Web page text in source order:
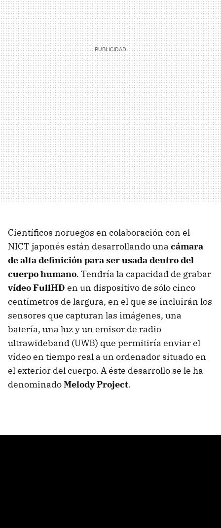
Científicos noruegos en colaboración con el
NICTjaponés están desarrollando una cámara
de alta definición para ser usada dentro del
cuerpo humano. Tendría la capacidad de grabar
vídeo FullHD en un dispositivo de sólo cinco
centímetros de largura, en el que se incluirán los
sensores que capturan las imágenes, una
batería, una luz y un emisor de radio
ultrawideband (UWB) que permitiría enviar el
vídeo en tiempo real a un ordenador situado en
el exterior del cuerpo. A éste desarrollo se le ha
denominadoMelody Project.